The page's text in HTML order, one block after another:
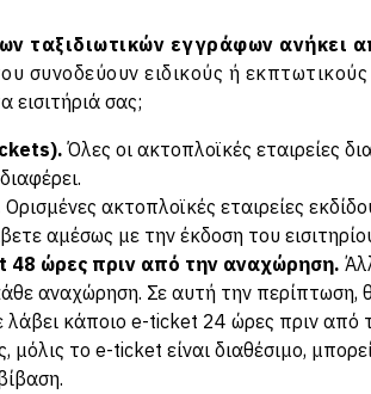
ταξιδιωτικών εγγράφων ανήκει
συνοδεύουν ειδικούς ή
σας;
Όλες οι ακτοπλοϊκές εταιρείες
Ορισμένες ακτοπλοϊκές εταιρείες
αμέσως με την έκδοση του
48 ώρες πριν από την αναχώρηση.
αναχώρηση. Σε αυτή την περίπτωση,
λάβει κάποιο e-ticket 24 ώρες πριν
μόλις το e-ticket είναι διαθέσιμο,